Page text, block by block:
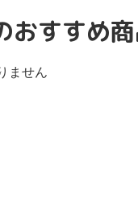
おすすめ
ません